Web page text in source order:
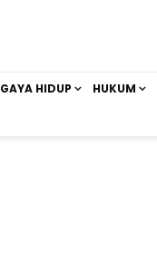
GAYA HIDUP HUKUM